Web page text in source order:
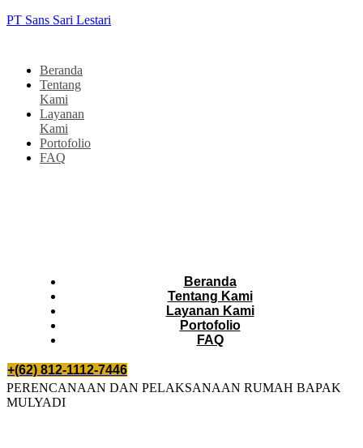
PT Sans Sari Lestari
Beranda
Tentang
Kami
Layanan
Kami
Portofolio
FAQ
Beranda
Tentang Kami
Layanan Kami
Portofolio
FAQ
+(62) 812-1112-7446
PERENCANAAN DAN PELAKSANAAN RUMAH BAPAK
MULYADI